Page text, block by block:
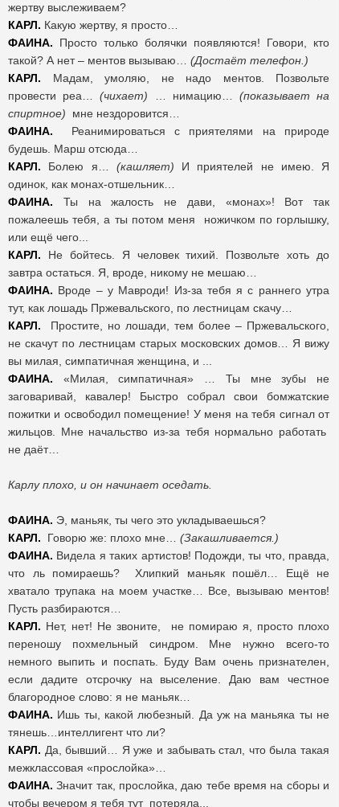
жертву выслеживаем?
КАРЛ. Какую жертву, я просто…
ФАИНА. Просто только болячки появляются! Говори, кто
такой? А нет – ментов вызываю… (Достаёт телефон.)
КАРЛ. Мадам, умоляю, не надо ментов. Позвольте
провести реа…(чихает) … нимацию… (показывает на
спиртное) мне нездоровится…
ФАИНА. Реанимироваться с приятелями на природе
будешь. Марш отсюда…
КАРЛ. Болею я… (кашляет) И приятелей не имею. Я
одинок, как монах-отшельник…
ФАИНА. Ты на жалость не дави, «монах»! Вот так
пожалеешь тебя, а ты потом меня ножичком по горлышку,
или ещё чего...
КАРЛ. Не бойтесь. Я человек тихий. Позвольте хоть до
завтра остаться. Я, вроде, никому не мешаю…
ФАИНА. Вроде – у Мавроди! Из-за тебя я с раннего утра
тут, как лошадь Пржевальского, по лестницам скачу…
КАРЛ. Простите, но лошади, тем более – Пржевальского,
не скачут по лестницам старых московских домов… Я вижу
вы милая, симпатичная женщина, и ...
ФАИНА. «Милая, симпатичная» … Ты мне зубы не
заговаривай, кавалер! Быстро собрал свои бомжатские
пожитки и освободил помещение! У меня на тебя сигнал от
жильцов. Мне начальство из-за тебя нормально работать
не даёт…
Карлу плохо, и он начинает оседать.
ФАИНА. Э, маньяк, ты чего это укладываешься?
КАРЛ. Говорю же: плохо мне… (Закашливается.)
ФАИНА. Видела я таких артистов! Подожди, ты что, правда,
что ль помираешь? Хлипкий маньяк пошёл… Ещё не
хватало трупака на моем участке… Все, вызываю ментов!
Пусть разбираются…
КАРЛ. Нет, нет! Не звоните, не помираю я, просто плохо
переношу похмельный синдром. Мне нужно всего-то
немного выпить и поспать. Буду Вам очень признателен,
если дадите отсрочку на выселение. Даю вам честное
благородное слово: я не маньяк…
ФАИНА. Ишь ты, какой любезный. Да уж на маньяка ты не
тянешь…интеллигент что ли?
КАРЛ. Да, бывший… Я уже и забывать стал, что была такая
межклассовая «прослойка»…
ФАИНА. Значит так, прослойка, даю тебе время на сборы и
чтобы вечером я тебя тут потеряла...